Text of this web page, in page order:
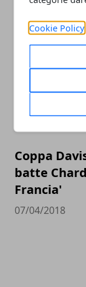
Cookie Policy
quali sono
21/11/2019
Coppa
batte
Francia'
07/04/2018